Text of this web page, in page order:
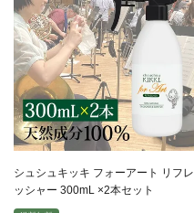
シュシュキッキ フォーアート リフレ
ッシャー 300mL ×2本セット